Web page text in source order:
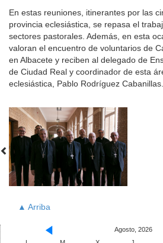
En estas reuniones, itinerantes por las
provincia eclesiástica, se repasa el
sectores pastorales. Además, en esta
valoran el encuentro de voluntarios de
en Albacete y reciben al delegado de
de Ciudad Real y coordinador de esta
eclesiástica, Pablo Rodríguez Cabanillas.
▲ Arriba
Agosto, 2026